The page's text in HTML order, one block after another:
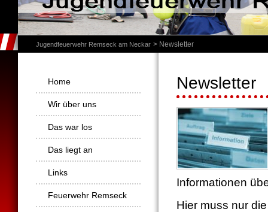
Jugendfeuerwehr Remseck am Neckar Newsletter
Newsletter
Informationen
Hier muss nur
Navigation
überspringen
Home
Wir über uns
Das war los
Das liegt an
Links
Feuerwehr Remseck